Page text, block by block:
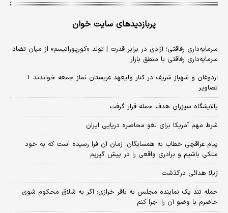
پربازدیدهای سایت خوان
سرمایه‌داری رفاقتی؛ آزادی در برابر قدرت | تولد «کورپوراتیسم» از میان تضاد
سرمایه‌داری رفاقتی با منطق بازار
اردوغان و شهباز شریف در کنار ولیعهد عربستان نماز جمعه خواندند +
تصاویر
پالایشگاه سیزران هدف حمله قرار گرفت
شرط مهم آمریکا برای لغو محاصره دریایی ایران
پیام عراقچی خطاب به همسایگان؛ زمان آن فرا رسیده است که به خود
متکی باشیم و برادری واقعی را در پیش گیریم
ژیلا هدائی درگذشت
حمله تند یک نماینده مجلس به باقر خرازی: اگر به شلاق محکوم شوی
حاضرم با وضو آن را اجرا کنم